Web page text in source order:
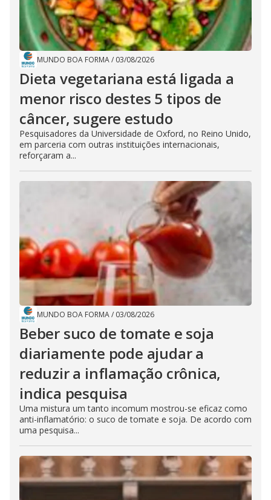
MUNDO BOA FORMA/ 03/08/2026
Dieta vegetariana está ligada a
menor risco destes 5 tipos de
câncer, sugere estudo
Pesquisadores da Universidade de Oxford, no Reino Unido,
em parceria com outras instituições internacionais,
reforçaram a...
MUNDO BOA FORMA/ 03/08/2026
Beber suco de tomate e soja
diariamente pode ajudar a
reduzir a inflamação crônica,
indica pesquisa
Uma mistura um tanto incomum mostrou-se eficaz como
anti-inflamatório: o suco de tomate e soja. De acordo com
uma pesquisa...